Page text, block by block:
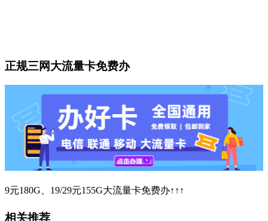
正规三网大流量卡免费办
9元180G、19/29元155G大流量卡免费办↑↑↑
相关推荐